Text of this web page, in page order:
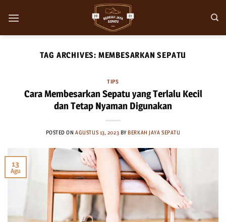
TAG ARCHIVES: MEMBESARKAN SEPATU
TIPS
Cara Membesarkan Sepatu yang Terlalu Kecil
dan Tetap Nyaman Digunakan
POSTED ONAGUSTUS 13, 2023 BY BERKAH JAYA SEPATU
13
Agu